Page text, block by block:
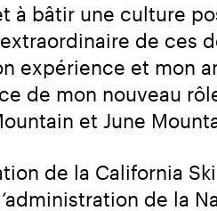
à bâtir une culture
de ces
expérience et mon
de mon nouveau
et June
de la California
de la